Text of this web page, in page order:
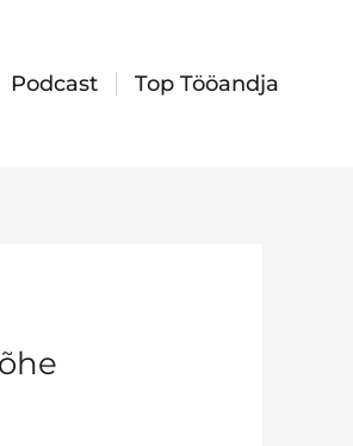
Podcast Top Tööandja